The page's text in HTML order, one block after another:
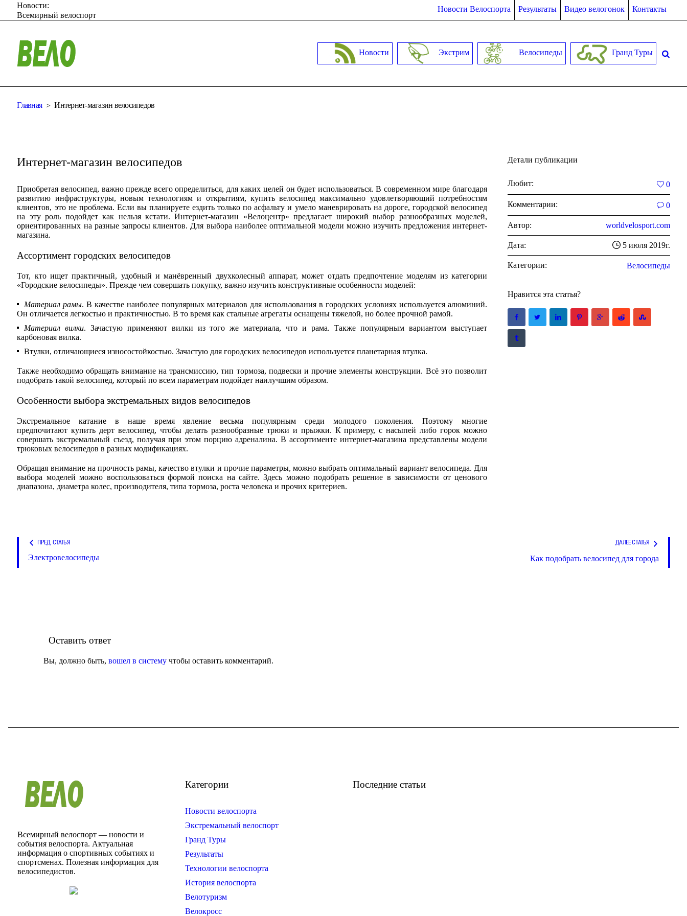
Новости Велоспорта Результаты Видео велогонок Контакты
Новости:
Всемирный велоспорт
Новости Экстрим Велосипеды Гранд Туры
Главная Интернет-магазин велосипедов
Интернет-магазин велосипедов
Приобретая велосипед, важно прежде всего определиться, для каких целей он будет использоваться. В современном мире благодаря
развитию инфраструктуры, новым технологиям и открытиям, купить велосипед максимально удовлетворяющий потребностям
клиентов, это не проблема. Если вы планируете ездить только по асфальту и умело маневрировать на дороге, городской велосипед
на эту роль подойдет как нельзя кстати. Интернет-магазин «Велоцентр» предлагает широкий выбор разнообразных моделей,
ориентированных на разные запросы клиентов. Для выбора наиболее оптимальной модели можно изучить предложения интернет-
магазина.
Ассортимент городских велосипедов
Тот, кто ищет практичный, удобный и манёвренный двухколесный аппарат, может отдать предпочтение моделям из категории
«Городские велосипеды». Прежде чем совершать покупку, важно изучить конструктивные особенности моделей:
Материал рамы. В качестве наиболее популярных материалов для использования в городских условиях используется алюминий.
Он отличается легкостью и практичностью. В то время как стальные агрегаты оснащены тяжелой, но более прочной рамой.
Материал вилки. Зачастую применяют вилки из того же материала, что и рама. Также популярным вариантом выступает
карбоновая вилка.
Втулки, отличающиеся износостойкостью. Зачастую для городских велосипедов используется планетарная втулка.
Также необходимо обращать внимание на трансмиссию, тип тормоза, подвески и прочие элементы конструкции. Всё это позволит
подобрать такой велосипед, который по всем параметрам подойдет наилучшим образом.
Особенности выбора экстремальных видов велосипедов
Экстремальное катание в наше время явление весьма популярным среди молодого поколения. Поэтому многие
предпочитают купить дерт велосипед, чтобы делать разнообразные трюки и прыжки. К примеру, с насыпей либо горок можно
совершать экстремальный съезд, получая при этом порцию адреналина. В ассортименте интернет-магазина представлены модели
трюковых велосипедов в разных модификациях.
Обращая внимание на прочность рамы, качество втулки и прочие параметры, можно выбрать оптимальный вариант велосипеда. Для
выбора моделей можно воспользоваться формой поиска на сайте. Здесь можно подобрать решение в зависимости от ценового
диапазона, диаметра колес, производителя, типа тормоза, роста человека и прочих критериев.
Детали публикации
Любит: 0
Комментарии: 0
Автор: worldvelosport.com
Дата: 5 июля 2019г.
Категории: Велосипеды
Нравится эта статья?
ПРЕД. СТАТЬЯ
Электровелосипеды
ДАЛЕЕ СТАТЬЯ
Как подобрать велосипед для города
Оставить ответ
Вы, должно быть, вошел в системучтобы оставить комментарий.
Всемирный велоспорт — новости и
события велоспорта. Актуальная
информация о спортивных событиях и
спортсменах. Полезная информация для
велосипедистов.
Категории
Новости велоспорта
Экстремальный велоспорт
Гранд Туры
Результаты
Технологии велоспорта
История велоспорта
Велотуризм
Велокросс
Последние статьи